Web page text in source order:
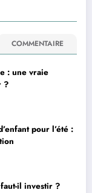
COMMENTAIRE
: une vraie
?
pour l’été :
il investir ?